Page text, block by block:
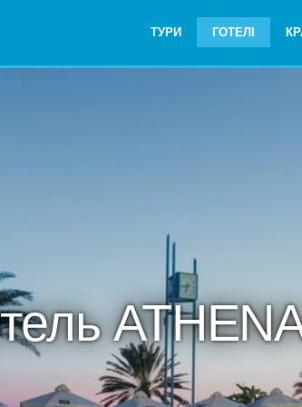
ТУРИ ГОТЕЛІ